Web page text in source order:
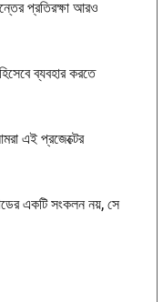
প্রতিরক্ষা আরও
ব্যবহার করতে
এই প্রজেক্টের
একটি সংকলন নয়, সে